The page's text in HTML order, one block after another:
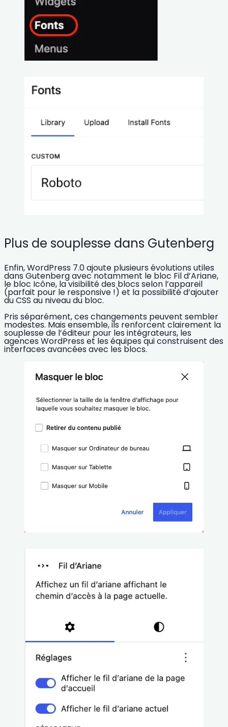
Plus de souplesse dans Gutenberg
Enfin, WordPress 7.0 ajoute plusieurs évolutions utiles
dans Gutenbergavec notamment le bloc Fil d’Ariane,
le bloc Icône, lavisibilité des blocs selon l’appareil
(parfait pour le responsive !) et la possibilité d’ajouter
duCSS au niveau du bloc.
Pris séparément, ces changements peuvent sembler
modestes. Mais ensemble, ils renforcent clairement la
souplesse de l’éditeur pour les intégrateurs, les
agences WordPress et les équipes qui construisent des
interfaces avancées avec les blocs.